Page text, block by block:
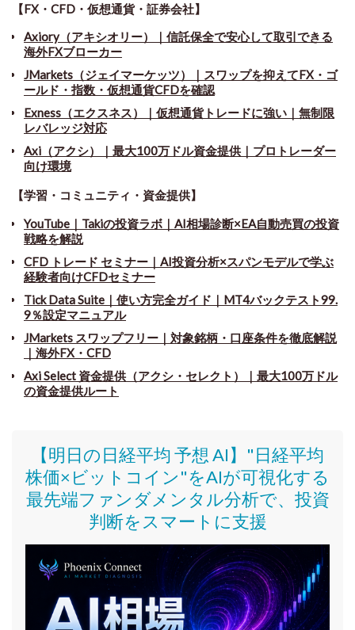
【FX・CFD・仮想通貨・証券会社】
Axiory（アキシオリー）｜信託保全で安心して取引できる
海外FXブローカー
JMarkets（ジェイマーケッツ）｜スワップを抑えてFX・ゴ
ールド・指数・仮想通貨CFDを確認
Exness（エクスネス）｜仮想通貨トレードに強い｜無制限
レバレッジ対応
Axi（アクシ）｜最大100万ドル資金提供｜プロトレーダー
向け環境
【学習・コミュニティ・資金提供】
YouTube｜Takiの投資ラボ｜AI相場診断×EA自動売買の投資
戦略を解説
CFD トレード セミナー ｜ AI投資分析×スパンモデルで学ぶ
経験者向けCFDセミナー
Tick Data Suite ｜ 使い方完全ガイド｜MT4バックテスト99.
9％設定マニュアル
JMarkets スワップフリー ｜ 対象銘柄・口座条件を徹底解説
｜海外FX・CFD
Axi Select 資金提供（アクシ・セレクト）｜最大100万ドル
の資金提供ルート
【明日の日経平均 予想 AI】"日経平均
株価×ビットコイン"をAIが可視化する
最先端ファンダメンタル分析で、投資
判断をスマートに支援